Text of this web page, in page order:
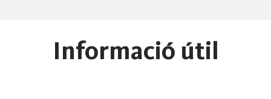
Informació útil